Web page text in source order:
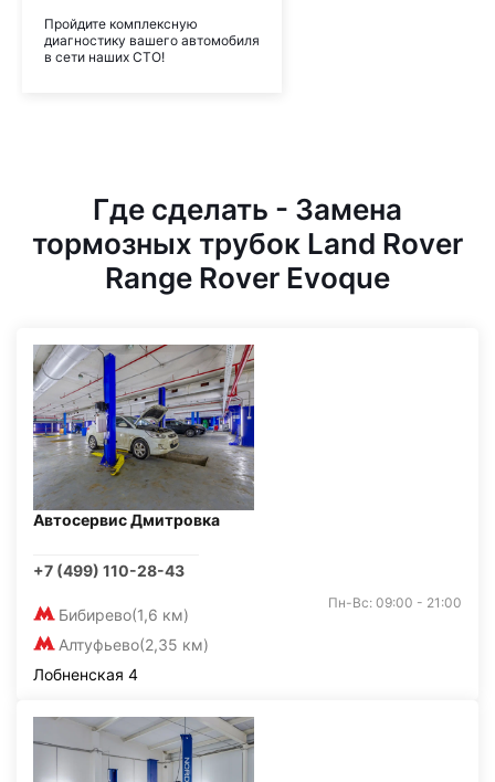
Пройдите комплексную
диагностику вашего автомобиля
в сети наших СТО!
Где сделать - Замена
тормозных трубок Land Rover
Range Rover Evoque
Автосервис Дмитровка
+7 (499) 110-28-43
Бибирево(1,6 км)
Алтуфьево(2,35 км)
Пн-Вс: 09:00 - 21:00
Лобненская 4